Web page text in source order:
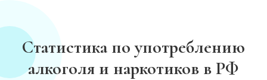
Статистика по употреблению
алкоголя и наркотиков в РФ